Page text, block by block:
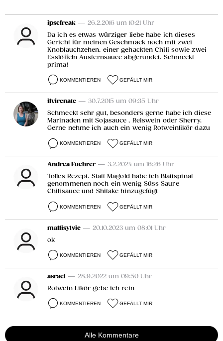
ipscfreak — 26.2.2016 um 10:21 Uhr
Da ich es etwas würziger liebe habe ich dieses
Gericht für meinen Geschmack noch mit zwei
Knoblauchzehen, einer gehackten Chili sowie zwei
Esslöffeln Austernsauce abgerundet. Schmeckt
prima!
KOMMENTIEREN GEFÄLLT MIR
ilvirenate — 30.7.2015 um 09:35 Uhr
Schmeckt sehr gut, besonders gerne habe ich diese
Marinaden mit Sojasauce , Reiswein oder Sherry.
Gerne nehme ich auch ein wenig Rotweinlikör dazu
KOMMENTIEREN GEFÄLLT MIR
Andrea Fuehrer — 3.2.2024 um 16:26 Uhr
Tolles Rezept. Statt Magold habe ich Blattspinat
genommenen noch ein wenig Süss Saure
Chilisauce und Shitake hinzugefügt
KOMMENTIEREN GEFÄLLT MIR
mallisylvie — 20.10.2023 um 08:01 Uhr
ok
KOMMENTIEREN GEFÄLLT MIR
asrael — 28.9.2022 um 09:50 Uhr
Rotwein Likör gebe ich rein
KOMMENTIEREN GEFÄLLT MIR
Alle Kommentare